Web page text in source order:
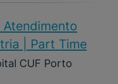
| Part Time
CUF Porto